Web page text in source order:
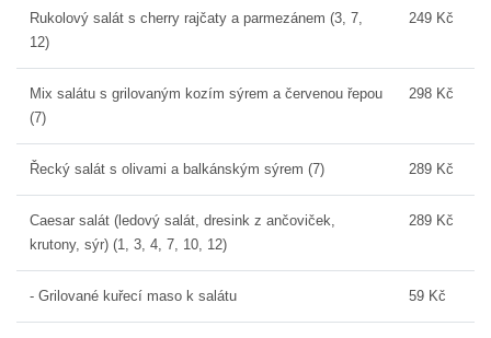
Rukolový salát s cherry rajčaty a parmezánem (3, 7,
12)
249 Kč
Mix salátu s grilovaným kozím sýrem a červenou řepou
(7)
298 Kč
Řecký salát s olivami a balkánským sýrem (7) 289 Kč
Caesar salát (ledový salát, dresink z ančoviček,
krutony, sýr) (1, 3, 4, 7, 10, 12)
289 Kč
- Grilované kuřecí maso k salátu 59 Kč